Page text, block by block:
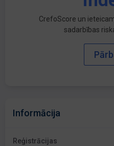
CrefoScore un
sadarbības
Informācija
Reģistrācijas